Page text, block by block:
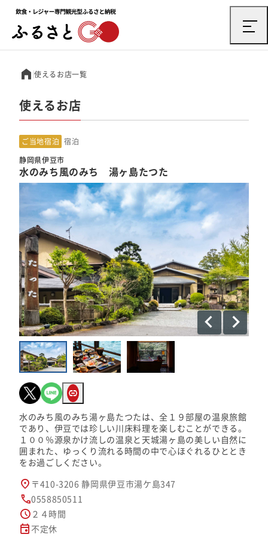
使えるお店一覧
使えるお店
ご当地宿泊 宿泊
静岡県伊豆市
水のみち風のみち 湯ヶ島たつた
水のみち風のみち湯ヶ島たつたは、全１９部屋の温泉旅館
であり、伊豆では珍しい川床料理を楽しむことができる。
１００％源泉かけ流しの温泉と天城湯ヶ島の美しい自然に
囲まれた、ゆっくり流れる時間の中で心ほぐれるひととき
をお過ごしください。
〒410-3206 静岡県伊豆市湯ケ島347
0558850511
２４時間
不定休